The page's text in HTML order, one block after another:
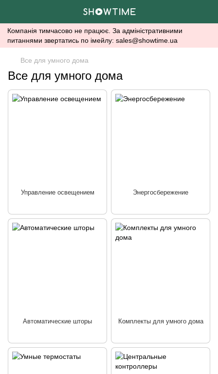
Компанія тимчасово не працює. За адміністративними
питаннями звертатись по імейлу: sales@showtime.ua
Все для умного дома
Все для умного дома
Управление освещением Энергосбережение
Автоматические шторы Комплекты для умного дома